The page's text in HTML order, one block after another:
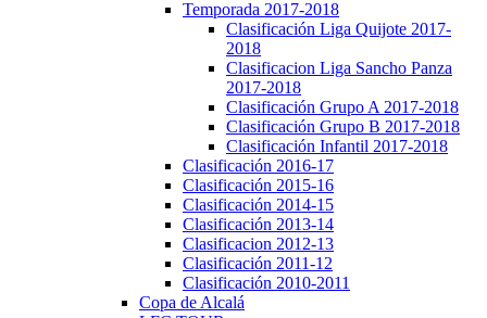
Temporada 2017-2018
Clasificación Liga Quijote 2017-
2018
Clasificacion Liga Sancho Panza
2017-2018
Clasificación Grupo A 2017-2018
Clasificación Grupo B 2017-2018
Clasificación Infantil 2017-2018
Clasificación 2016-17
Clasificación 2015-16
Clasificación 2014-15
Clasificación 2013-14
Clasificacion 2012-13
Clasificación 2011-12
Clasificación 2010-2011
Copa de Alcalá